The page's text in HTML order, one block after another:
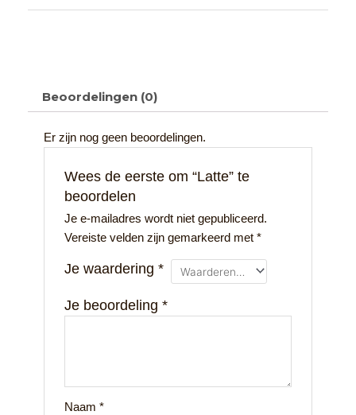
Beoordelingen (0)
Er zijn nog geen beoordelingen.
Wees de eerste om “Latte” te
beoordelen
Je e-mailadres wordt niet gepubliceerd.
Vereiste velden zijn gemarkeerd met*
Je waardering*
Je beoordeling*
Naam*